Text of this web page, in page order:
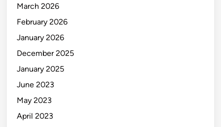
March 2026
February 2026
January 2026
December 2025
January 2025
June 2023
May 2023
April 2023